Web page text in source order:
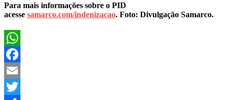
Para mais informações sobre o PID
acesse samarco.com/indenizacao. Foto: Divulgação Samarco.
WhatsApp
Facebook
Email